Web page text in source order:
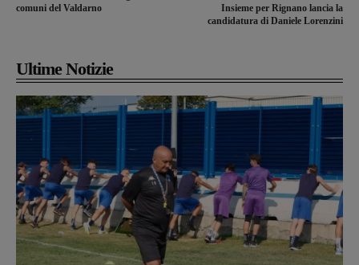
comuni del Valdarno
Insieme per Rignano lancia la
candidatura di Daniele Lorenzini
Ultime Notizie